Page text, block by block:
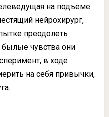
на подъеме
нейрохирург,
преодолеть
чувства они
в ходе
на себя привычки,